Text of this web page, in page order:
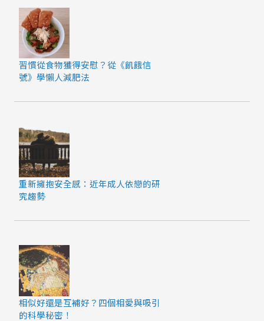
習慣從食物獲得安慰？從《飢餓信
號》學懶人減肥法
重新擁抱安全感：近年成人依戀的研
究趨勢
相似好還是互補好？四個相愛與吸引
的科學秘密！